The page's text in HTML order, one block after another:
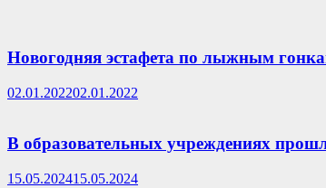
Новогодняя эстафета по лыжным
02.01.202202.01.2022
В образовательных учреждениях
15.05.202415.05.2024